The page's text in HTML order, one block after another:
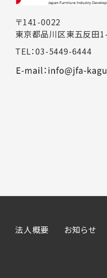
〒141-0022
東京都品川区東五反田
TEL：03-5449-6444
法人概要 お知らせ